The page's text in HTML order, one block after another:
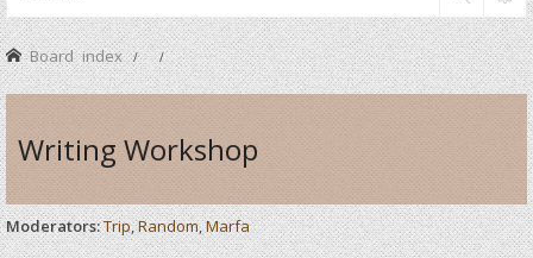
Board index
Writing Workshop
Moderators:Trip,Random,Marfa